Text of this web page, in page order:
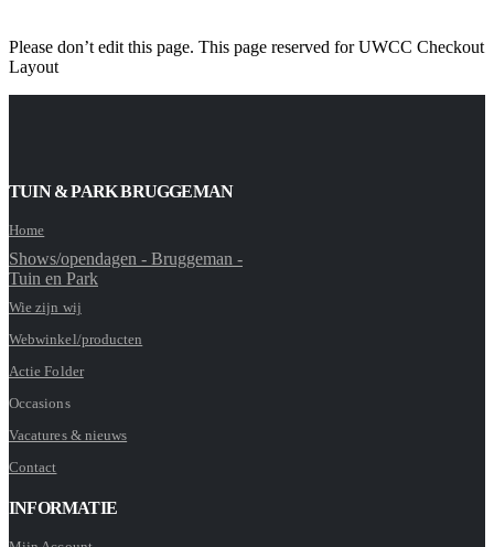
Please don’t edit this page. This page reserved for UWCC Checkout
Layout
TUIN & PARK BRUGGEMAN
Home
Shows/opendagen - Bruggeman -
Tuin en Park
Wie zijn wij
Webwinkel/producten
Actie Folder
Occasions
Vacatures & nieuws
Contact
INFORMATIE